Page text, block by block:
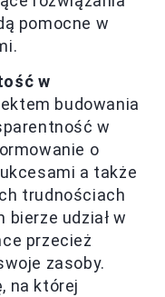
pomocne w
w
budowania
w
o
a także
trudnościach
bierze udział w
przecież
zasoby.
na której